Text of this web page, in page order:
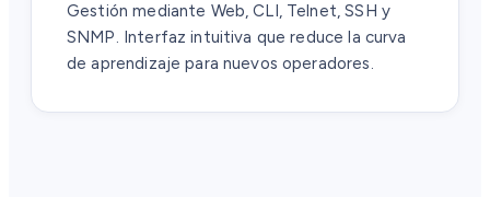
Gestión mediante Web, CLI, Telnet, SSH y
SNMP. Interfaz intuitiva que reduce la curva
de aprendizaje para nuevos operadores.